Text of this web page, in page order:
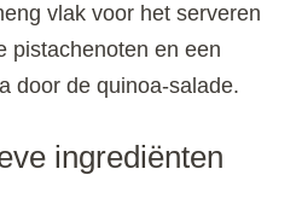
vlak voor het serveren
pistachenoten en een
door de quinoa-salade.
ingrediënten